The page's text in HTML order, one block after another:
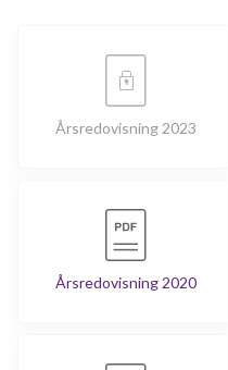
Årsredovisning 2023
Årsredovisning 2020